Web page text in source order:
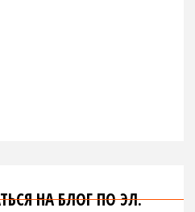
НА БЛОГ ПО ЭЛ.